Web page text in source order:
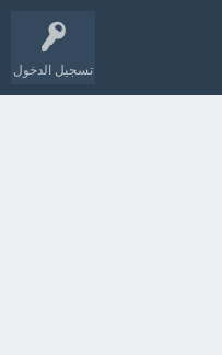
تسجيل الدخول